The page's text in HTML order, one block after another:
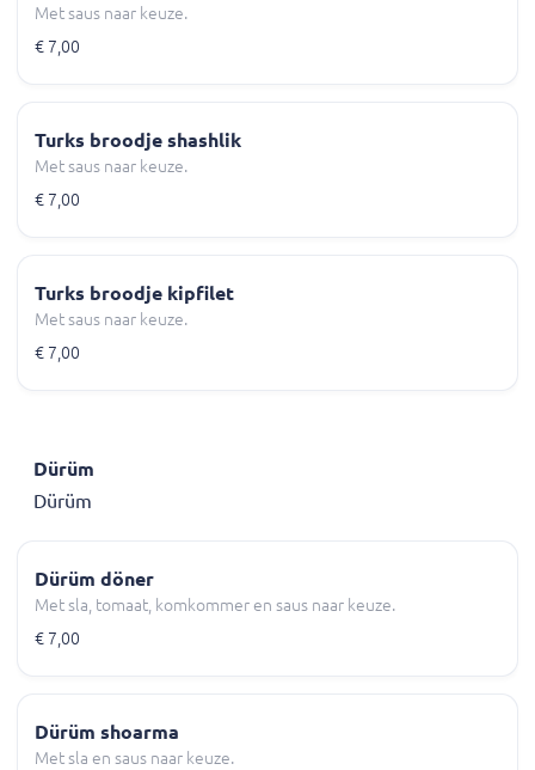
Met saus naar keuze.
€ 7,00
Turks broodje shashlik
Met saus naar keuze.
€ 7,00
Turks broodje kipfilet
Met saus naar keuze.
€ 7,00
Dürüm
Dürüm
Dürüm döner
Met sla, tomaat, komkommer en saus naar keuze.
€ 7,00
Dürüm shoarma
Met sla en saus naar keuze.